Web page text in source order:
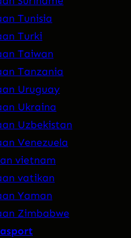
Tunisia
Turki
Taiwan
Tanzania
Uruguay
Ukraina
Uzbekistan
Venezuela
vietnam
vatikan
Yaman
Zimbabwe